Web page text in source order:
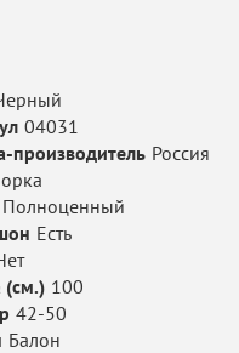
04031
производитель Россия
Полноценный
Есть
(см.) 100
42-50
Балон